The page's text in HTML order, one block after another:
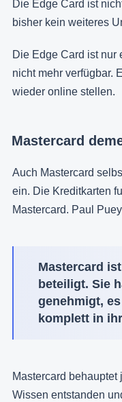
Die Edge Card ist
bisher kein weiteres
Die Edge Card ist nur
nicht mehr verfügbar.
wieder online stellen.
Mastercard
Auch Mastercard
ein. Die Kreditkarten
Mastercard. Paul
Mastercard
beteiligt. Sie
genehmigt,
komplett in
Mastercard
Wissen entstanden